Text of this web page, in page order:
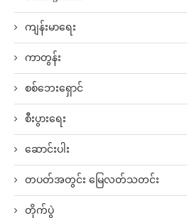
ကျန်းမာရေး
ကာတွန်း
စစ်ဘေးရှောင်
စီးပွားရေး
ဆောင်းပါး
တပတ်အတွင်း မြေလတ်သတင်း
တိုက်ပွဲ